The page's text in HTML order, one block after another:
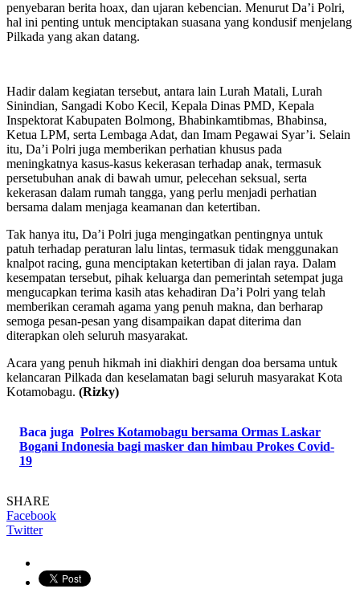
penyebaran berita hoax, dan ujaran kebencian. Menurut Da’i Polri,
hal ini penting untuk menciptakan suasana yang kondusif menjelang
Pilkada yang akan datang.
Hadir dalam kegiatan tersebut, antara lain Lurah Matali, Lurah
Sinindian, Sangadi Kobo Kecil, Kepala Dinas PMD, Kepala
Inspektorat Kabupaten Bolmong, Bhabinkamtibmas, Bhabinsa,
Ketua LPM, serta Lembaga Adat, dan Imam Pegawai Syar’i. Selain
itu, Da’i Polri juga memberikan perhatian khusus pada
meningkatnya kasus-kasus kekerasan terhadap anak, termasuk
persetubuhan anak di bawah umur, pelecehan seksual, serta
kekerasan dalam rumah tangga, yang perlu menjadi perhatian
bersama dalam menjaga keamanan dan ketertiban.
Tak hanya itu, Da’i Polri juga mengingatkan pentingnya untuk
patuh terhadap peraturan lalu lintas, termasuk tidak menggunakan
knalpot racing, guna menciptakan ketertiban di jalan raya. Dalam
kesempatan tersebut, pihak keluarga dan pemerintah setempat juga
mengucapkan terima kasih atas kehadiran Da’i Polri yang telah
memberikan ceramah agama yang penuh makna, dan berharap
semoga pesan-pesan yang disampaikan dapat diterima dan
diterapkan oleh seluruh masyarakat.
Acara yang penuh hikmah ini diakhiri dengan doa bersama untuk
kelancaran Pilkada dan keselamatan bagi seluruh masyarakat Kota
Kotamobagu. (Rizky)
Baca juga Polres Kotamobagu bersama Ormas Laskar
Bogani Indonesia bagi masker dan himbau Prokes Covid-
19
SHARE
Facebook
Twitter